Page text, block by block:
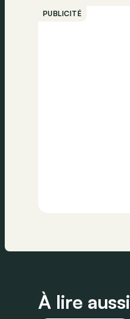
PUBLICITÉ
À lire aussi